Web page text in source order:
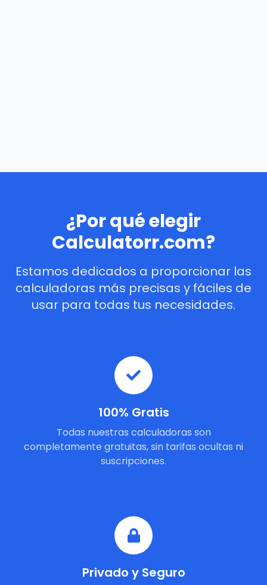
¿Por qué elegir
Calculatorr.com?
Estamos dedicados a proporcionar las
calculadoras más precisas y fáciles de
usar para todas tus necesidades.
100% Gratis
Todas nuestras calculadoras son
completamente gratuitas, sin tarifas ocultas ni
suscripciones.
Privado y Seguro